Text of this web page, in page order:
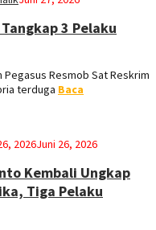
3 Pelaku
Pegasus Resmob Sat Reskrim
terduga Baca
2026Juni 26, 2026
Kembali Ungkap
Tiga Pelaku